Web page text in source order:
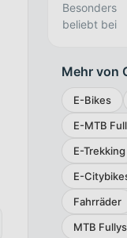
Besonders
beliebt bei
Mehr von
E-Bikes
E-MTB
E-Trekking
E-
Fahrräder
MTB Fullys